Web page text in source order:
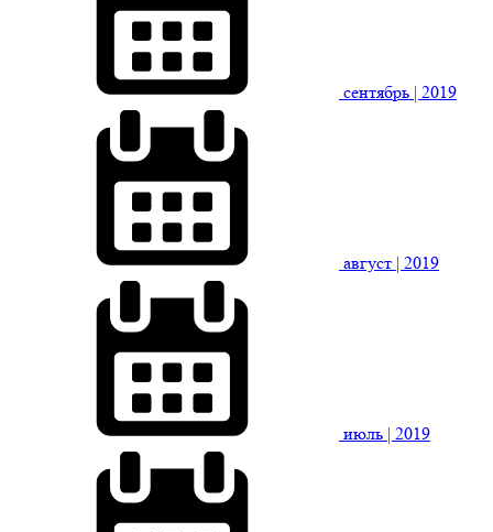
сентябрь | 2019
август | 2019
июль | 2019